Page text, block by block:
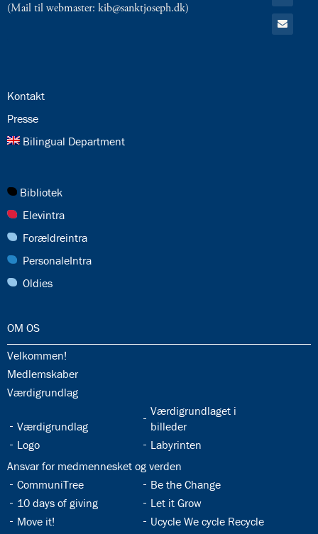
(Mail til webmaster: kib@sanktjoseph.dk) Kalender
Gå
til:
24.0:
Kontakt
25.0:
Presse
26.0:
Bilingual Department
27.0:
Bibliotek
28.0:
Elevintra
29.0:
Forældreintra
30.0:
PersonaleIntra
31.0:
Oldies
32.0:
OM OS
32.1:
Velkommen!
32.2:
Medlemskaber
32.3:
Værdigrundlag
32.4:
Værdigrundlag
32.5:
Værdigrundlaget i
billeder
32.6:
Logo 32.7:
Labyrinten
32.8:
Ansvar for medmennesket og verden
32.9:
CommuniTree 32.10:
Be the Change
32.11:
10 days of giving 32.12:
Let it Grow
32.13:
Move it! 32.14:
Ucycle We cycle Recycle